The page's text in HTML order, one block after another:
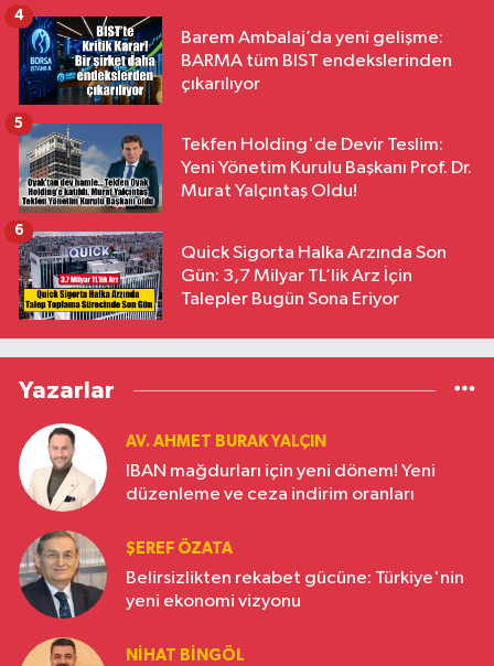
Barem Ambalaj’da yeni gelişme:
BARMA tüm BIST endekslerinden
çıkarılıyor
4
Tekfen Holding'de Devir Teslim:
Yeni Yönetim Kurulu Başkanı Prof. Dr.
Murat Yalçıntaş Oldu!
5
Quick Sigorta Halka Arzında Son
Gün: 3,7 Milyar TL’lik Arz İçin
Talepler Bugün Sona Eriyor
6
Yazarlar
AV. AHMET BURAK YALÇIN
IBAN mağdurları için yeni dönem! Yeni
düzenleme ve ceza indirim oranları
ŞEREF ÖZATA
Belirsizlikten rekabet gücüne: Türkiye'nin
yeni ekonomi vizyonu
NIHAT BINGÖL